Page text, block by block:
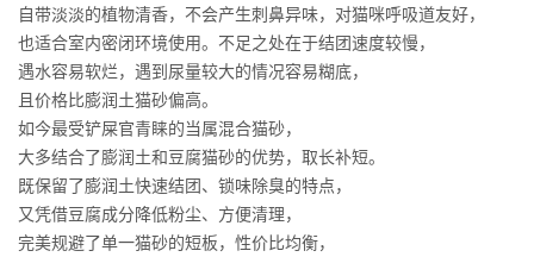
自带淡淡的植物清香，不会产生刺鼻异味，对猫咪呼吸道友好，
也适合室内密闭环境使用。不足之处在于结团速度较慢，
遇水容易软烂，遇到尿量较大的情况容易糊底，
且价格比膨润土猫砂偏高。
如今最受铲屎官青睐的当属混合猫砂，
大多结合了膨润土和豆腐猫砂的优势，取长补短。
既保留了膨润土快速结团、锁味除臭的特点，
又凭借豆腐成分降低粉尘、方便清理，
完美规避了单一猫砂的短板，性价比均衡，